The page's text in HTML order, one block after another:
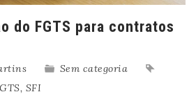
do FGTS para contratos
Sem categoria
, SFI